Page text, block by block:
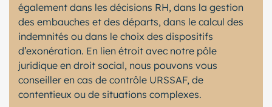
également dans les décisions RH, dans la gestion
des embauches et des départs, dans le calcul des
indemnités ou dans le choix des dispositifs
d’exonération. En lien étroit avec notre pôle
juridique en droit social, nous pouvons vous
conseiller en cas de contrôle URSSAF, de
contentieux ou de situations complexes.